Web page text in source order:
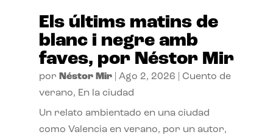
Els últims matins de
blanc i negre amb
faves, por Néstor Mir
por Néstor Mir| Ago 2, 2026
Cuento de
verano, En la ciudad
Un relato ambientado en una ciudad
como Valencia en verano, por un autor,